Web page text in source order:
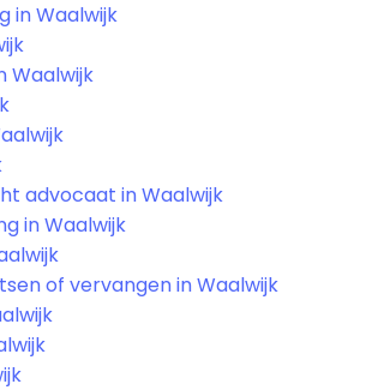
in Waalwijk
Waalwijk
advocaat in Waalwijk
in Waalwijk
of vervangen in Waalwijk